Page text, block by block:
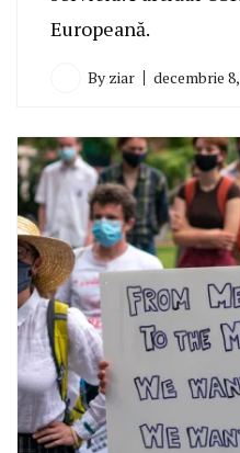
Europeană.
By ziar decembrie